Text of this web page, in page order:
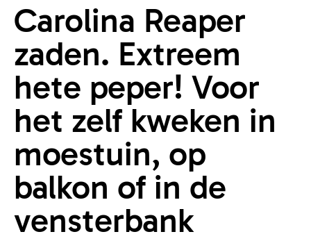
Carolina Reaper
zaden. Extreem
hete peper! Voor
het zelf kweken in
moestuin, op
balkon of in de
vensterbank